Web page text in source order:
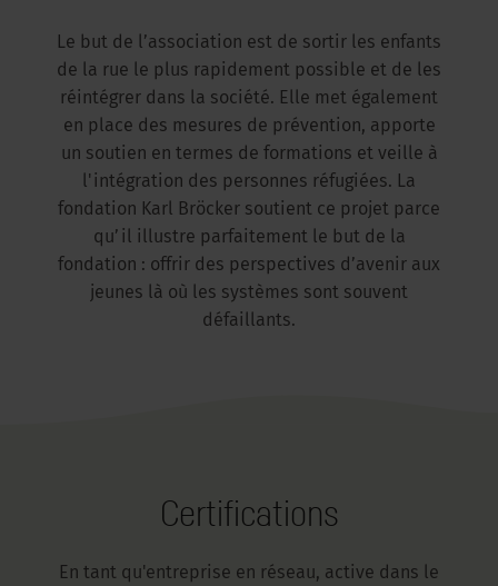
Le but de l’association est de sortir les enfants
de la rue le plus rapidement possible et de les
réintégrer dans la société. Elle met également
en place des mesures de prévention, apporte
un soutien en termes de formations et veille à
l'intégration des personnes réfugiées. La
fondation Karl Bröcker soutient ce projet parce
qu’il illustre parfaitement le but de la
fondation : offrir des perspectives d’avenir aux
jeunes là où les systèmes sont souvent
défaillants.
Certifications
En tant qu'entreprise en réseau, active dans le